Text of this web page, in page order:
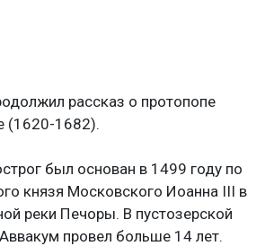
рассказ о протопопе
(1620-1682).
был основан в 1499 году по
князя Московского Иоанна III в
реки Печоры. В пустозерской
провел больше 14 лет.